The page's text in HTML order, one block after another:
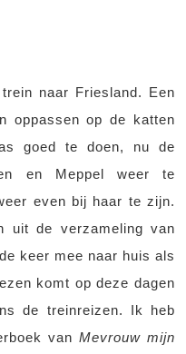
naar Friesland. Een
oppassen op de katten
goed te doen, nu de
en Meppel weer te
even bij haar te zijn.
uit de verzameling van
keer mee naar huis als
komt op deze dagen
de treinreizen. Ik heb
van Mevrouw mijn